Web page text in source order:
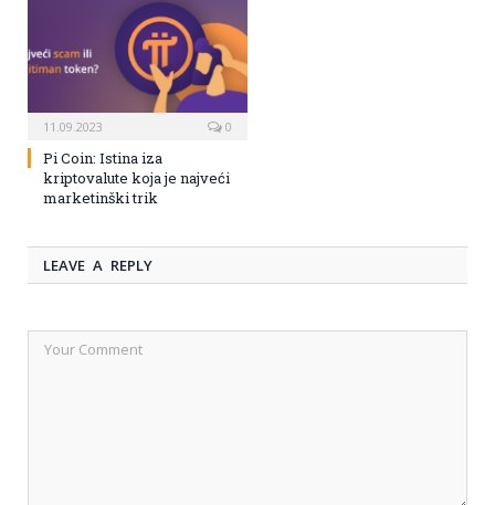
11.09.2023 0
Pi Coin: Istina iza
kriptovalute koja je najveći
marketinški trik
LEAVE A REPLY